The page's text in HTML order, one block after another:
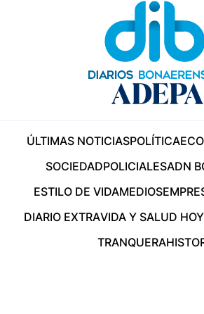
ÚLTIMAS NOTICIASPOLÍTICA
SOCIEDADPOLICIALESADN
ESTILO DE VIDAMEDIOS
DIARIO EXTRAVIDA Y SALUD HOY
TRANQUERA